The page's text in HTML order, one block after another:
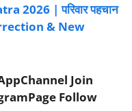
2026 | परिवार पहचान
& New
Join
Follow